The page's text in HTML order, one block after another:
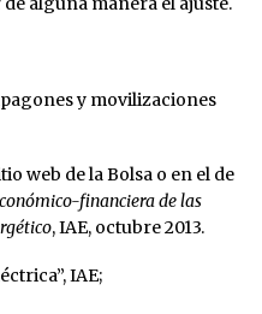
y movilizaciones
web de la Bolsa o en el de
financiera de las
, IAE, octubre 2013.
IAE;